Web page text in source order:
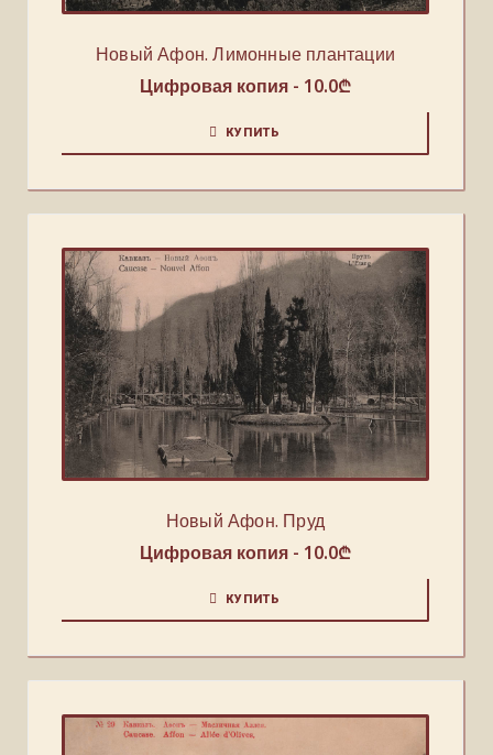
Новый Афон. Лимонные плантации
Цифровая копия - 10.0₾
КУПИТЬ
Новый Афон. Пруд
Цифровая копия - 10.0₾
КУПИТЬ